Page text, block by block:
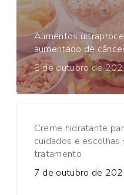
Alimentos
aumentado de
8 de outubro de
Creme hidratante
cuidados e
tratamento
7 de outubro de